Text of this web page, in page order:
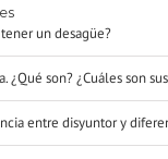
un desagüe?
¿Qué son? ¿Cuáles son
entre disyuntor y